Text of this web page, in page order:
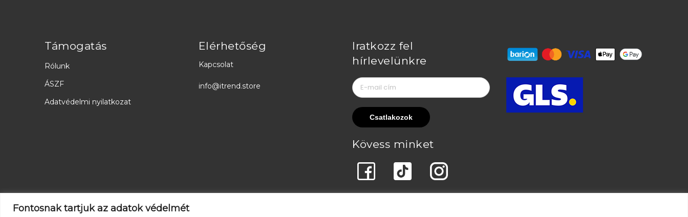
Fontosnak tartjuk az adatok védelmét
Támogatás
Rólunk
ÁSZF
Adatvédelmi nyilatkozat
Elérhetőség
Kapcsolat
info@itrend.store
Iratkozz fel
hírlevelünkre
Kövess minket